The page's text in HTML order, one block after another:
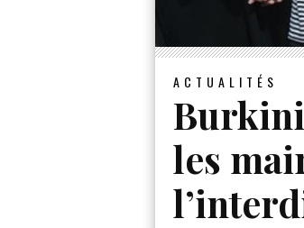
ACTUALITÉS
les